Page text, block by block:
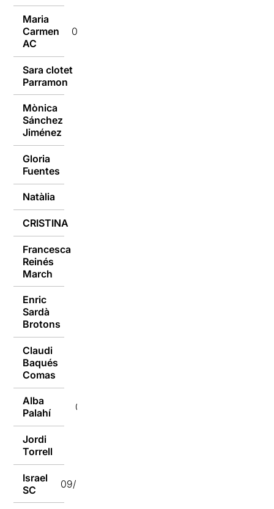
Maria
Carmen
AC
09/01/2017
Sara clotet
Parramon
Mònica
Sánchez
Jiménez
Gloria
Fuentes
Natàlia
CRISTINA
Francesca
Reinés
March
Enric
Sardà
Brotons
Claudi
Baqués
Comas
Alba
Palahí
09/01/2017
Jordi
Torrell
Israel
SC
09/01/2017